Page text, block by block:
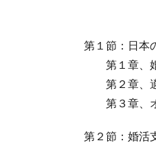
第１節：日本
第１章、婚
第２章、適
第３章、オ
第２節：婚活